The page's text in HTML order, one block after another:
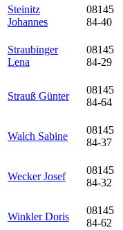
Steinitz
Johannes
08145
84-40
Straubinger
Lena
08145
84-29
Strauß Günter
08145
84-64
Walch Sabine
08145
84-37
Wecker Josef
08145
84-32
Winkler Doris
08145
84-62